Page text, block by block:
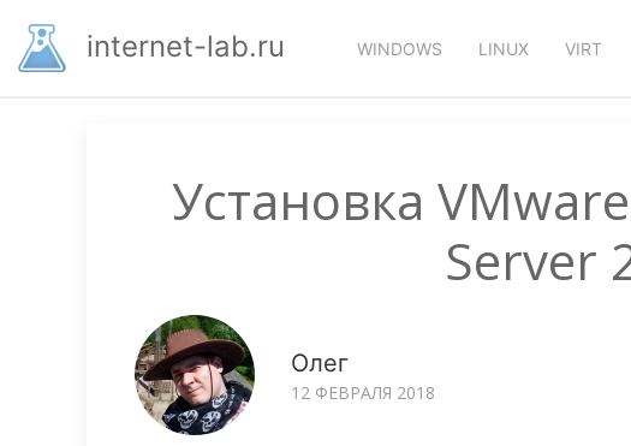
основномуinternet-lab.ru WINDOWS LINUX VIRT
Установка
Server
Олег
12 ФЕВРАЛЯ 2018